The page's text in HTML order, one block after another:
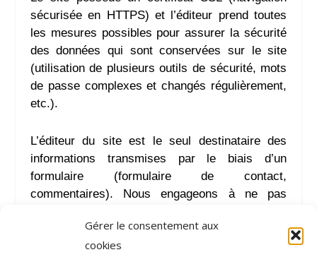
Gérer le consentement aux
cookies
sécurisée en HTTPS) et l’éditeur prend toutes
les mesures possibles pour assurer la sécurité
des données qui sont conservées sur le site
(utilisation de plusieurs outils de sécurité, mots
de passe complexes et changés régulièrement,
etc.).
L’éditeur du site est le seul destinataire des
informations transmises par le biais d’un
formulaire (formulaire de contact,
commentaires). Nous engageons à ne pas
personnelles à des tiers.